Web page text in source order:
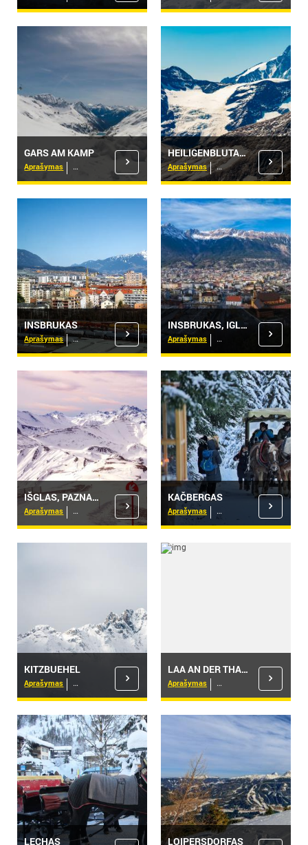
GARS AM KAMP
Aprašymas Viešbučiai
HEILIGENBLUTAS - KARINTIJA
Aprašymas Viešbučiai
INSBRUKAS
Aprašymas Viešbučiai
INSBRUKAS, IGLSAS IR APYLINKĖS
Aprašymas Viešbučiai
IŠGLAS, PAZNAUNTALIS
Aprašymas Viešbučiai
KAČBERGAS
Aprašymas Viešbučiai
KITZBUEHEL
Aprašymas Viešbučiai
LAA AN DER THAYA
Aprašymas Viešbučiai
LECHAS LOIPERSDORFAS